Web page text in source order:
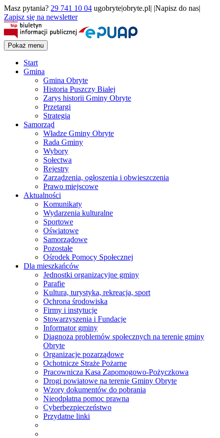
Masz pytania? 29 741 10 04 ugobryte|obryte.pl| |Napisz do nas|
Zapisz się na newsletter
Pokaż menu
Start
Gmina
Gmina Obryte
Historia Puszczy Białej
Zarys historii Gminy Obryte
Przetargi
Strategia
Samorząd
Władze Gminy Obryte
Rada Gminy
Wybory
Sołectwa
Rejestry
Zarządzenia, ogłoszenia i obwieszczenia
Prawo miejscowe
Aktualności
Komunikaty
Wydarzenia kulturalne
Sportowe
Oświatowe
Samorządowe
Pozostałe
Ośrodek Pomocy Społecznej
Dla mieszkańców
Jednostki organizacyjne gminy
Parafie
Kultura, turystyka, rekreacja, sport
Ochrona środowiska
Firmy i instytucje
Stowarzyszenia i Fundacje
Informator gminy
Diagnoza problemów społecznych na terenie gminy
Obryte
Organizacje pozarządowe
Ochotnicze Straże Pożarne
Pracownicza Kasa Zapomogowo-Pożyczkowa
Drogi powiatowe na terenie Gminy Obryte
Wzory dokumentów do pobrania
Nieodpłatna pomoc prawna
Cyberbezpieczeństwo
Przydatne linki